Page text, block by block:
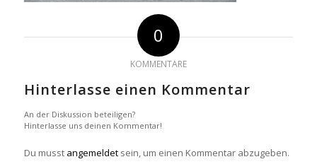
0
KOMMENTARE
Hinterlasse einen Kommentar
An der Diskussion beteiligen?
Hinterlasse uns deinen Kommentar!
Du musst angemeldetsein, um einen Kommentar abzugeben.